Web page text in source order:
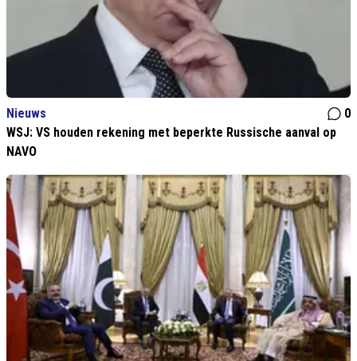
Nieuws
0
WSJ: VS houden rekening met beperkte Russische aanval op
NAVO